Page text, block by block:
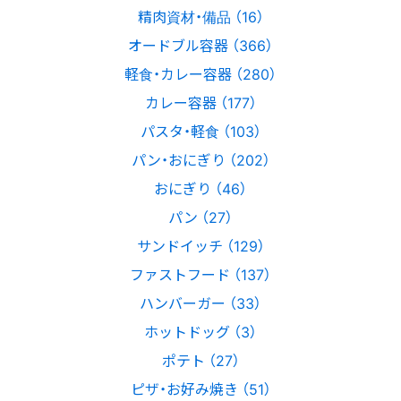
精肉資材・備品 （16）
オードブル容器 （366）
軽食・カレー容器 （280）
カレー容器 （177）
パスタ・軽食 （103）
パン・おにぎり （202）
おにぎり （46）
パン （27）
サンドイッチ （129）
ファストフード （137）
ハンバーガー （33）
ホットドッグ （3）
ポテト （27）
ピザ・お好み焼き （51）